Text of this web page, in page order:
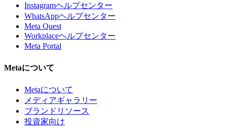
Instagramヘルプセンター
WhatsAppヘルプセンター
Meta Quest
Workplaceヘルプセンター
Meta Portal
Metaについて
Metaについて
メディアギャラリー
ブランドリソース
投資家向け